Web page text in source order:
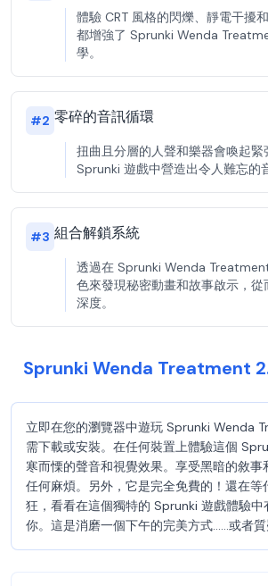
體驗 CRT 風格的閃爍、靜電干擾
都增強了 Sprunki Wenda
學。
#2 零碎的音訊循環
扭曲且分層的人聲和樂器會喚起緊
Sprunki 遊戲中營造出令人難忘的
#3 組合解鎖系統
透過在 Sprunki Wenda
色來發現秘密動畫和故事啟示，從
深度。
Sprunki Wenda Treatment
立即在您的瀏覽器中遊玩 Sprunki Wenda
需下載或安裝。在任何裝置上體驗這個
寒而慄的聲音和視覺效果。享受黑暗的敘事
任何麻煩。另外，它是完全免費的！還在等
狂，看看在這個獨特的 Sprunki 遊戲體驗中
你。這是消磨一個下午的完美方式……或者質